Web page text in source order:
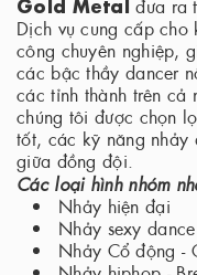
đưa ra
Dịch vụ cung cấp cho
công chuyên nghiệp,
các bậc thầy dancer
các tỉnh thành trên cả
chúng tôi được chọn
tốt, các kỹ năng nhảy
giữa đồng đội.
Các loại hình nhóm
Nhảy hiện đại
Nhảy sexy dance
Nhảy Cổ động -